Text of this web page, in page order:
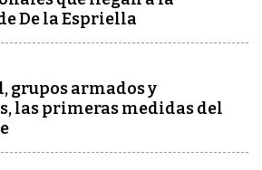
De la Espriella
grupos armados y
las primeras medidas del